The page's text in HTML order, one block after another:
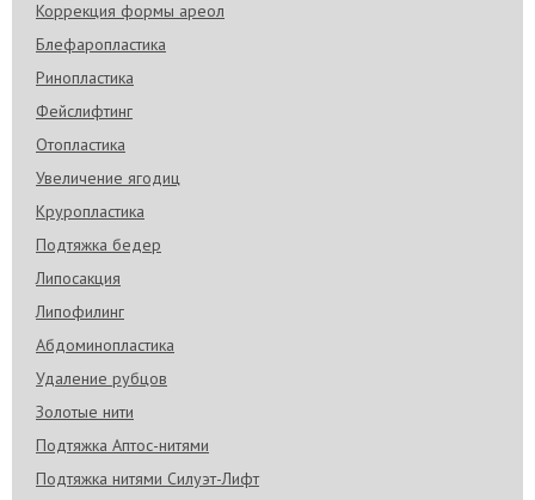
Коррекция формы ареол
Блефаропластика
Ринопластика
Фейслифтинг
Отопластика
Увеличение ягодиц
Круропластика
Подтяжка бедер
Липосакция
Липофилинг
Абдоминопластика
Удаление рубцов
Золотые нити
Подтяжка Аптос-нитями
Подтяжка нитями Силуэт-Лифт